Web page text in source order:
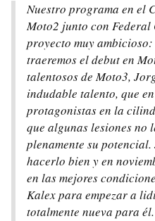
Nuestro programa en el
Moto2 junto con
proyecto muy
traeremos el debut en
talentosos de Moto3,
indudable talento, que
protagonistas en la
que algunas lesiones no
plenamente su
hacerlo bien y en
en las mejores
Kalex para empezar a
totalmente nueva para él.